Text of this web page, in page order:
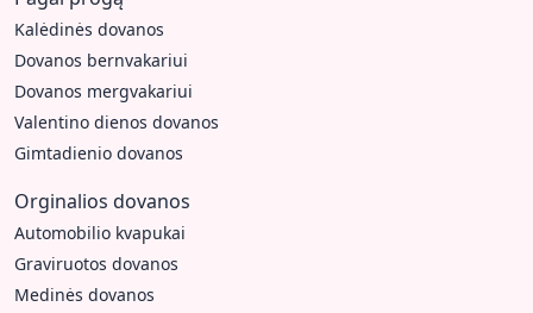
Kalėdinės dovanos
Dovanos bernvakariui
Dovanos mergvakariui
Valentino dienos dovanos
Gimtadienio dovanos
Orginalios dovanos
Automobilio kvapukai
Graviruotos dovanos
Medinės dovanos